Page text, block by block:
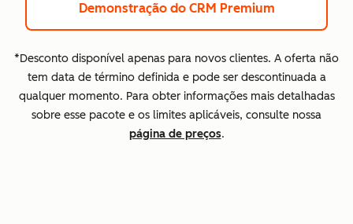
Demonstração do CRM Premium
*Desconto disponível apenas para novos clientes. A oferta não
tem data de término definida e pode ser descontinuada a
qualquer momento. Para obter informações mais detalhadas
sobre esse pacote e os limites aplicáveis, consulte nossa
página de preços.